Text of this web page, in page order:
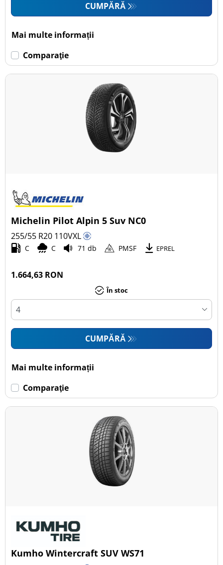
CUMPĂRĂ
Mai multe informații
Comparaţie
Michelin Pilot Alpin 5 Suv NC0
255/55 R20 110VXL
C C 71 db PMSF EPREL
1.664,63 RON
În stoc
CUMPĂRĂ
Mai multe informații
Comparaţie
Kumho Wintercraft SUV WS71